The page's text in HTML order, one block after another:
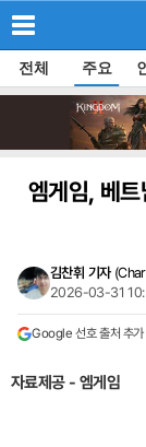
전체 주요
엠게임, 베
김찬휘 기자 (
2026-03-31
Google 선호 출처 추가
자료제공 - 엠게임